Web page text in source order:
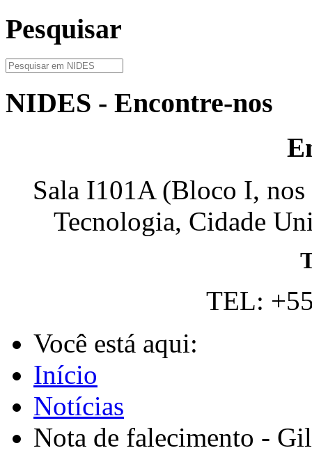
Pesquisar
NIDES - Encontre-nos
Sala I101A (Bloco I,
Tecnologia, Cidade
TEL:
Você está aqui:
Início
Notícias
Nota de falecimento -